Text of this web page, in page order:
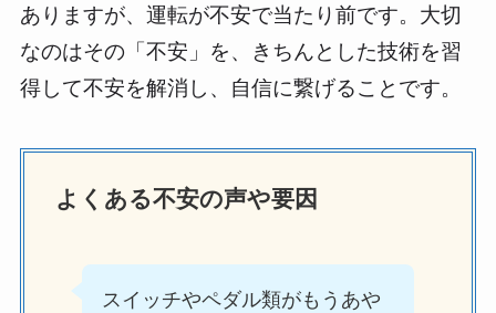
ありますが、運転が不安で当たり前です。大切
なのはその「不安」を、きちんとした技術を習
得して不安を解消し、自信に繋げることです。
よくある不安の声や要因
スイッチやペダル類がもうあや